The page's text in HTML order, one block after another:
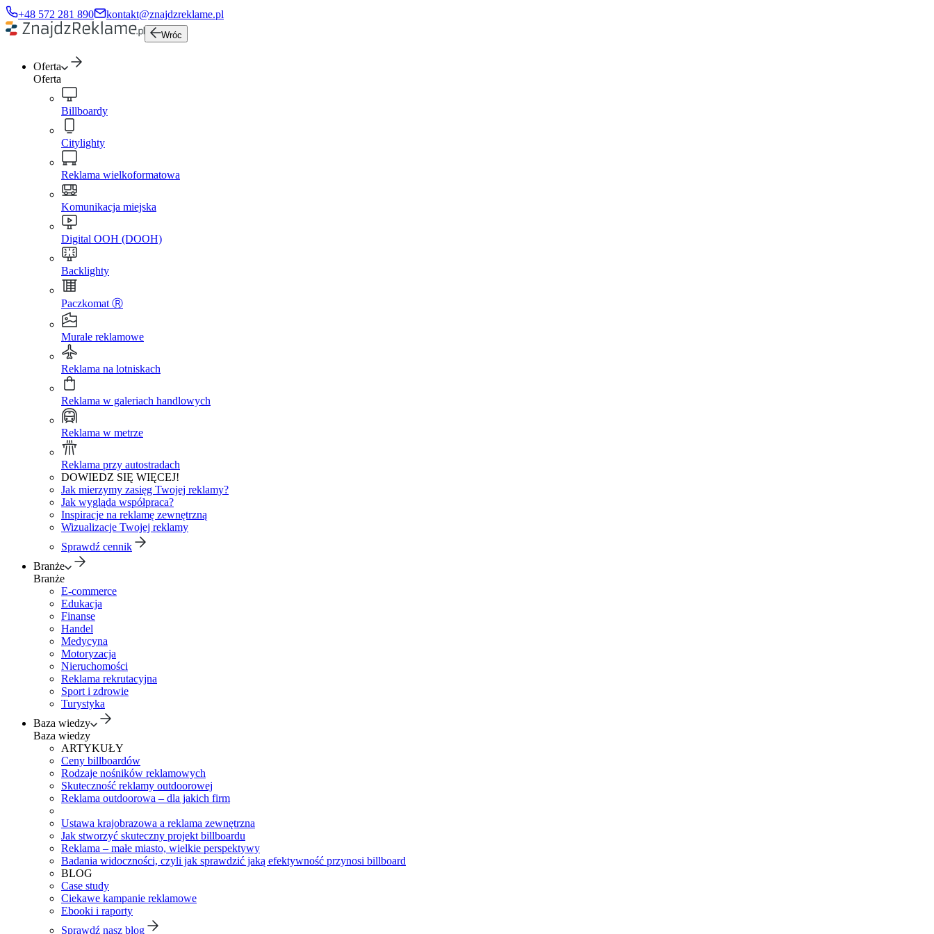
+48 572 281 890 kontakt@znajdzreklame.pl
Wróc
Oferta
Oferta
Billboardy
Citylighty
Reklama wielkoformatowa
Komunikacja miejska
Digital OOH (DOOH)
Backlighty
Paczkomat Ⓡ
Murale reklamowe
Reklama na lotniskach
Reklama w galeriach handlowych
Reklama w metrze
Reklama przy autostradach
DOWIEDZ SIĘ WIĘCEJ!
Jak mierzymy zasięg Twojej reklamy?
Jak wygląda współpraca?
Inspiracje na reklamę zewnętrzną
Wizualizacje Twojej reklamy
Sprawdź cennik
Branże
Branże
E-commerce
Edukacja
Finanse
Handel
Medycyna
Motoryzacja
Nieruchomości
Reklama rekrutacyjna
Sport i zdrowie
Turystyka
Baza wiedzy
Baza wiedzy
ARTYKUŁY
Ceny billboardów
Rodzaje nośników reklamowych
Skuteczność reklamy outdoorowej
Reklama outdoorowa – dla jakich firm
Ustawa krajobrazowa a reklama zewnętrzna
Jak stworzyć skuteczny projekt billboardu
Reklama – małe miasto, wielkie perspektywy
Badania widoczności, czyli jak sprawdzić jaką efektywność przynosi billboard
BLOG
Case study
Ciekawe kampanie reklamowe
Ebooki i raporty
Sprawdź nasz blog